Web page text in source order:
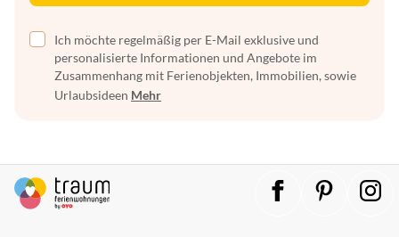
Ich möchte regelmäßig per E-Mail exklusive und
personalisierte Informationen und Angebote im
Zusammenhang mit Ferienobjekten, Immobilien, sowie
Urlaubsideen Mehr